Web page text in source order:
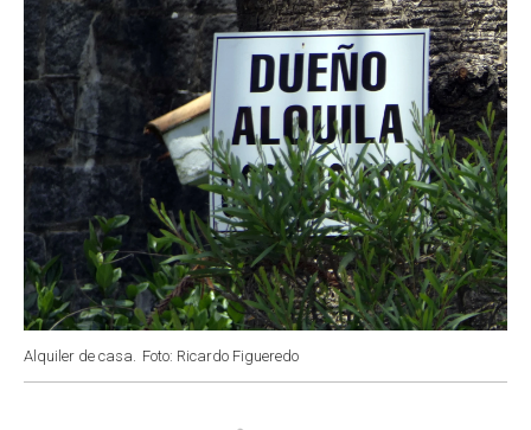
k
p
n
Alquiler de casa. Foto: Ricardo Figueredo